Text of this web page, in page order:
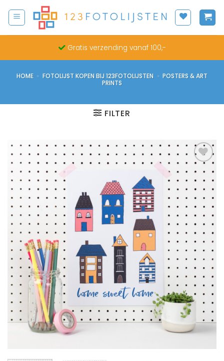
naar
Gratis verzending vanaf 100,-
HOME » FOTOLIJST KOPEN BIJ 123FOTOLIJSTEN » POSTERS & ART
PRINTS
FILTER